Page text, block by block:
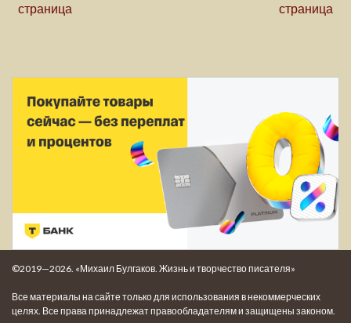
страница
страница
©2019—2026. «Михаил Булгаков. Жизнь и творчество писателя»
Все материалы на сайте только для использования в некоммерческих
целях. Все права принадлежат правообладателям и защищены законом.